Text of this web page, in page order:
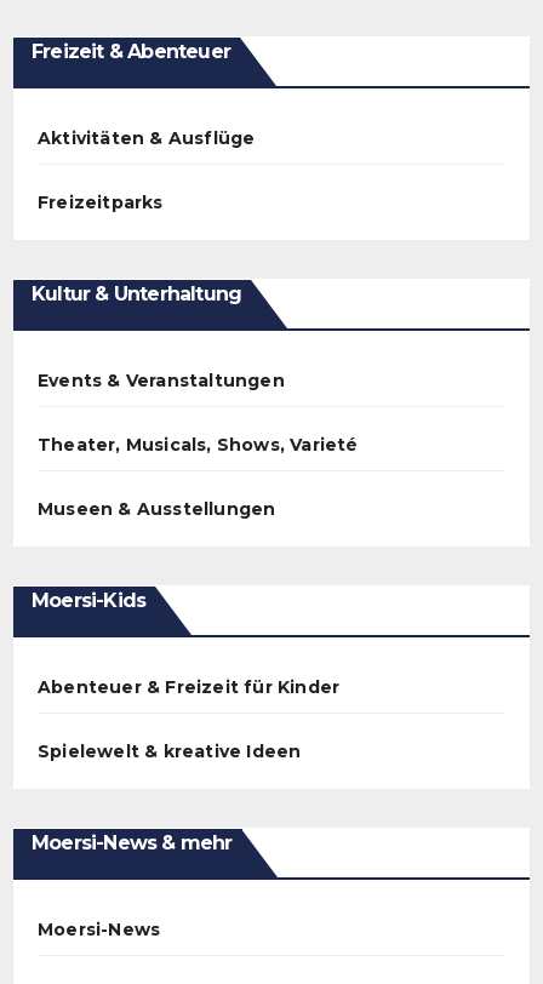
Freizeit & Abenteuer
Aktivitäten & Ausflüge
Freizeitparks
Kultur & Unterhaltung
Events & Veranstaltungen
Theater, Musicals, Shows, Varieté
Museen & Ausstellungen
Moersi-Kids
Abenteuer & Freizeit für Kinder
Spielewelt & kreative Ideen
Moersi-News & mehr
Moersi-News